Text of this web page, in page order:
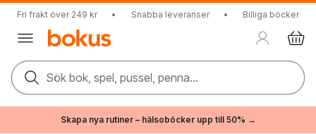
Fri frakt över 249 kr • Snabba leveranser • Billiga böcker
Sök bok, spel, pussel, penna...
Skapa nya rutiner – hälsoböcker upp till 50% →